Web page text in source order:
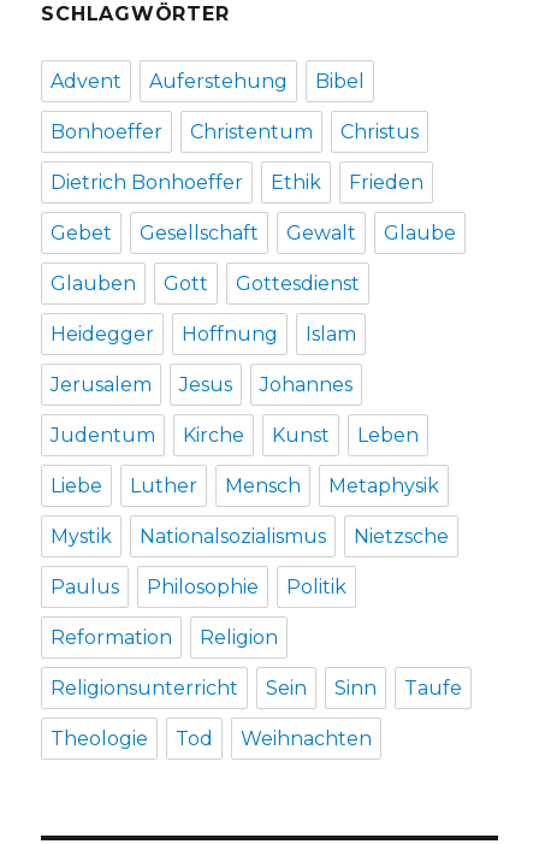
SCHLAGWÖRTER
Advent Auferstehung Bibel
Bonhoeffer Christentum Christus
Dietrich Bonhoeffer Ethik Frieden
Gebet Gesellschaft Gewalt Glaube
Glauben Gott Gottesdienst
Heidegger Hoffnung Islam
Jerusalem Jesus Johannes
Judentum Kirche Kunst Leben
Liebe Luther Mensch Metaphysik
Mystik Nationalsozialismus Nietzsche
Paulus Philosophie Politik
Reformation Religion
Religionsunterricht Sein Sinn Taufe
Theologie Tod Weihnachten